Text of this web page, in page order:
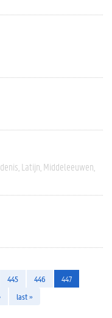
Latijn Middeleeuwen
445 446
447
last »